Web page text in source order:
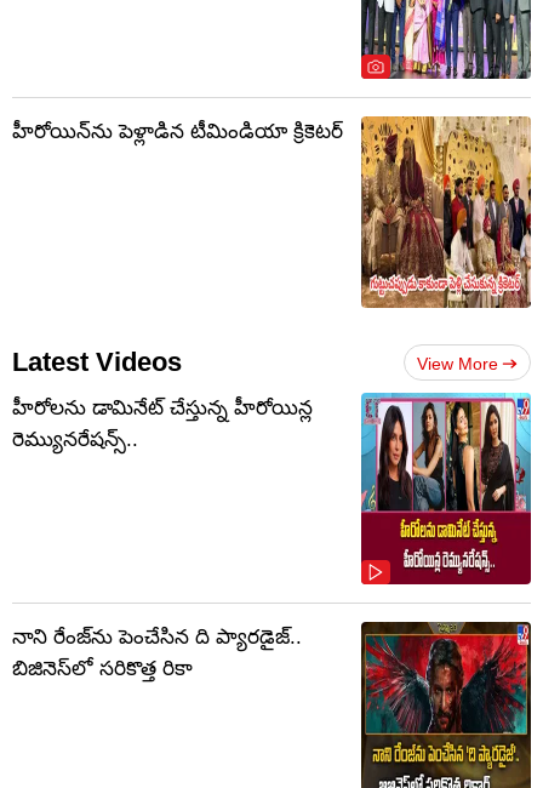
హీరోయిన్‌ను పెళ్లాడిన టీమిండియా క్రికెటర్
Latest Videos View More
హీరోలను డామినేట్ చేస్తున్న హీరోయిన్ల
రెమ్యునరేషన్స్..
నాని రేంజ్‌ను పెంచేసిన ది ప్యారడైజ్..
బిజినెస్‌లో సరికొత్త రికా